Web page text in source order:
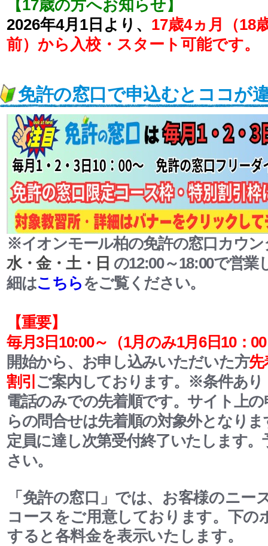
【17歳の方へお知らせ】
2026年4月1日より、 17歳4ヵ月（18
前）から入校・スタート可能です。
免許の窓口で申込むとココが
※イオンモール柏の免許の窓口カウン
水・金・土・日 の12:00～18:00で営業
細はこちらをご覧ください。
【重要】
毎月3日10:00～ （1月のみ1月6日10：
開始から、お申し込みいただいた方先
割引 ご案内しております。 ※条件あり
電話のみでの先着順です。サイト上
らの問合せは先着順の対象外となりま
定員に達し次第受付終了いたします
さい。
「免許の窓口」では、お客様のニー
コースをご用意しております。下の
すると各料金を表示いたします。